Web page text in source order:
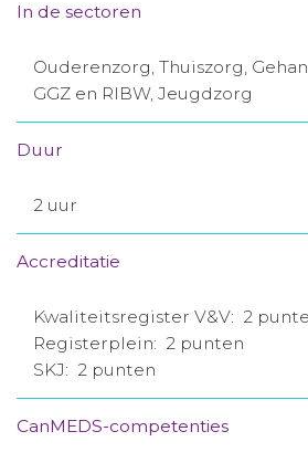
In de sectoren
Ouderenzorg, Thuiszorg,
GGZ en RIBW, Jeugdzorg
Duur
2 uur
Accreditatie
Kwaliteitsregister V&V: 2
Registerplein: 2 punten
SKJ: 2 punten
CanMEDS-competenties